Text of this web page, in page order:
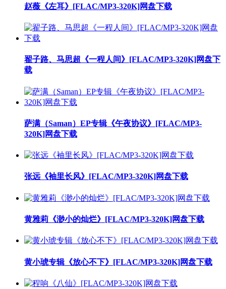
赵薇《左耳》[FLAC/MP3-320K]网盘下载
翟子路、马思超《一程人间》[FLAC/MP3-320K]网盘下
载
萨满（Saman）EP专辑《午夜协议》[FLAC/MP3-
320K]网盘下载
张远《袖里长风》[FLAC/MP3-320K]网盘下载
黄雅莉《渺小的灿烂》[FLAC/MP3-320K]网盘下载
黄小琥专辑《放心不下》[FLAC/MP3-320K]网盘下载